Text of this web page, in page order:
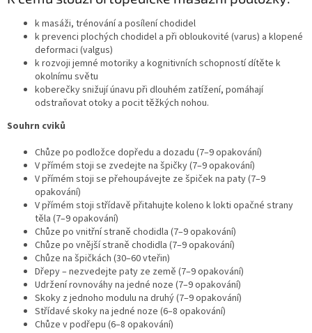
í
p
v
y
v
s
u
á
n
í
k masáži, trénování a posílení chodidel
k prevenci plochých chodidel a při obloukovité (varus) a klopené
deformaci (valgus)
k rozvoji jemné motoriky a kognitivních schopností dítěte k
okolnímu světu
koberečky snižují únavu při dlouhém zatížení, pomáhají
odstraňovat otoky a pocit těžkých nohou.
Souhrn cviků
Chůze po podložce dopředu a dozadu (7–9 opakování)
V přímém stoji se zvedejte na špičky (7–9 opakování)
V přímém stoji se přehoupávejte ze špiček na paty (7–9
opakování)
V přímém stoji střídavě přitahujte koleno k lokti opačné strany
těla (7–9 opakování)
Chůze po vnitřní straně chodidla (7–9 opakování)
Chůze po vnější straně chodidla (7–9 opakování)
Chůze na špičkách (30–60 vteřin)
Dřepy – nezvedejte paty ze země (7–9 opakování)
Udržení rovnováhy na jedné noze (7–9 opakování)
Skoky z jednoho modulu na druhý (7–9 opakování)
Střídavé skoky na jedné noze (6–8 opakování)
Chůze v podřepu (6–8 opakování)